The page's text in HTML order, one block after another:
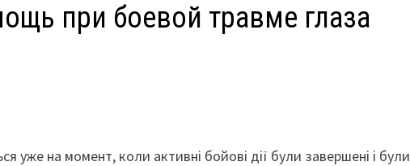
при боевой травме глаза
уже на момент, коли активні бойові дії були завершені і були